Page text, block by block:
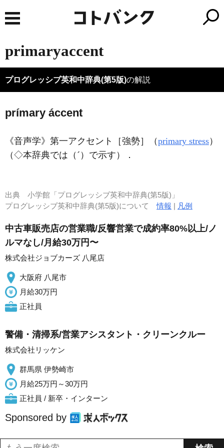
primaryaccent
プログレッシブ英和中辞典(第5版)の解説
prímary áccent
《音声学》 第一アクセント［強勢］（primary stress）
（◇本辞典では（´）で示す）
．
出典 小学館「プログレッシブ英和中辞典(第5版)」
プログレッシブ英和中辞典(第5版)について情報 | 凡例
中古車販売店の営業職/反響営業で成約率80%以上/ノ
ルマなし/月給30万円〜
株式会社ジョブカーズ 八尾店
大阪府 八尾市
月給30万円
正社員
警備・清掃系/営業アシスタント・クリーンクルー
株式会社リッケン
群馬県 伊勢崎市
月給25万円～30万円
正社員 / 新卒・インターン
Sponsored by